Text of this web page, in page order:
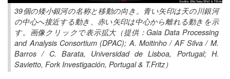
39個の矮小銀河の名称と移動の向き。青い矢印は天の川銀河
の中心へ接近する動き、赤い矢印は中心から離れる動きを示
す。画像クリックで表示拡大（提供：Gaia Data Processing
and Analysis Consortium (DPAC); A. Moitinho / AF Silva / M.
Barros / C. Barata, Universidad de Lisboa, Portugal; H.
Savietto, Fork Investigación, Portugal & T.Fritz）